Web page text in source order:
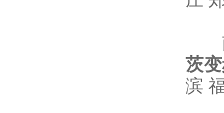
南
茨
滨